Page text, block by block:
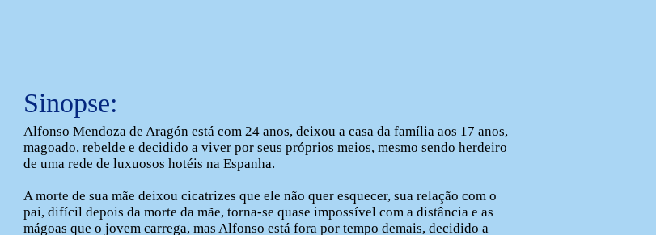
Sinopse:
Alfonso Mendoza de Aragón está com 24 anos, deixou a casa da família aos 17 anos,
magoado, rebelde e decidido a viver por seus próprios meios, mesmo sendo herdeiro
de uma rede de luxuosos hotéis na Espanha.
A morte de sua mãe deixou cicatrizes que ele não quer esquecer, sua relação com o
pai, difícil depois da morte da mãe, torna-se quase impossível com a distância e as
mágoas que o jovem carrega, mas Alfonso está fora por tempo demais, decidido a